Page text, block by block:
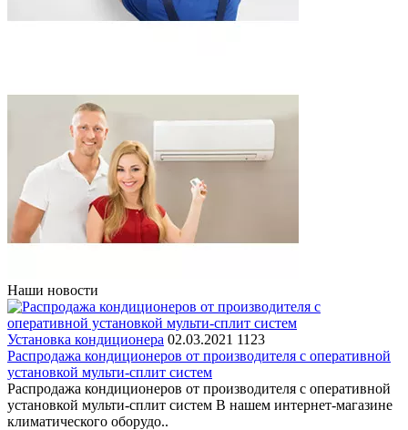
Наши новости
Установка кондиционера 02.03.2021 1123
Распродажа кондиционеров от производителя с оперативной
установкой мульти-сплит систем
Распродажа кондиционеров от производителя с оперативной
установкой мульти-сплит систем В нашем интернет-магазине
климатического оборудо..